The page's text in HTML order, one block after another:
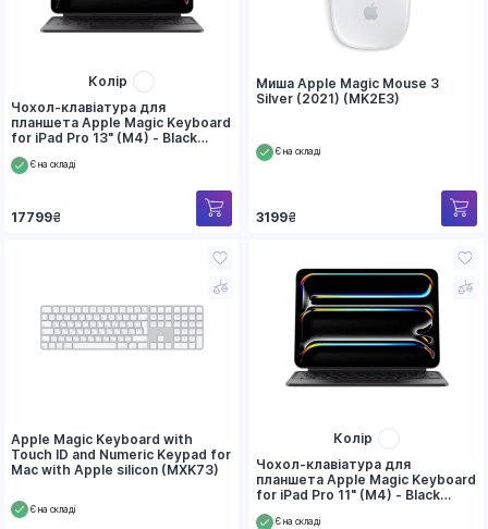
Колір
Чохол-клавіатура для
планшета Apple Magic Keyboard
for iPad Pro 13" (M4) - Black
Є на складі
17799₴
Миша Apple Magic Mouse 3
Silver (2021) (MK2E3)
Є на складі
3199₴
Apple Magic Keyboard with
Touch ID and Numeric Keypad for
Mac with Apple silicon (MXK73)
Є на складі
Колір
Чохол-клавіатура для
планшета Apple Magic Keyboard
for iPad Pro 11" (M4) - Black
Є на складі